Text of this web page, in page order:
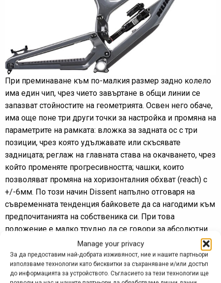
Manage your privacy
За да предоставим най-добрата изживяност, ние и нашите партньори
използваме технологии като бисквитки за съхраняване и/или достъп
до информацията за устройството. Съгласието за тези технологии ще
При преминаване към по-малкия размер задно колело
има един чип, чрез чието завъртане в общи линии се
запазват стойностите на геометрията. Освен него обаче,
има още поне три други точки за настройка и промяна на
параметрите на рамката: вложка за задната ос с три
позиции, чрез която удължавате или скъсявате
задницата; реглаж на главната става на окачването, чрез
който променяте прогресивността; чашки, които
позволяват промяна на хоризонталния обхват (reach) с
+/-6мм. По този начин Dissent напълно отговаря на
съвременната тенденция байковете да са нагодими към
предпочитанията на собственика си. При това
положение е малко трудно да се говори за абсолютни
стойности на геометрията, но все пак тя е базирана
около 63 градуса челен ъгъл и 76.5 градуса ъгъл на
седалковата тръба (ефективен). Рамката се предлага в
три размера, които са „преходни“ – NP1 се води S/M,